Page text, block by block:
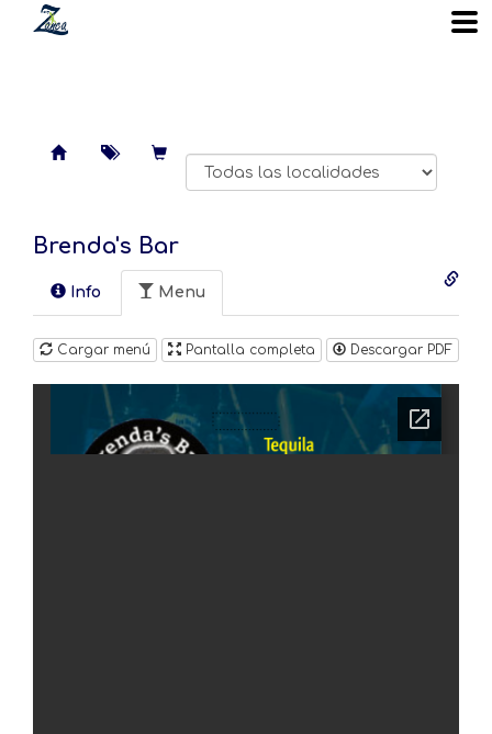
Brenda's Bar
Info Menu
Cargar menú Pantalla completa Descargar PDF